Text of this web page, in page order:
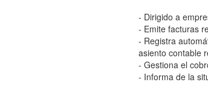
- Dirigido a
- Emite facturas
- Registra
asiento contable
- Gestiona el
- Informa de la